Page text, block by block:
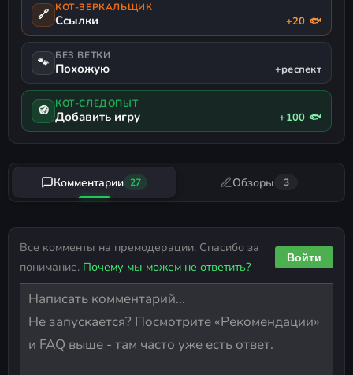
🔗 КОТ-ЗЕРКАЛЬЩИК
Ссылки +20 🐟
🐾 БЕЗ ВЕТКИ
Похожую +респект
🧭 КОТ-СЛЕДОПЫТ
Добавить игру +100 🐟
Комментарии 27 Обзоры 3
Все комменты на премодерации. Спасибо за
понимание. Почему мы можем не ответить?
Войти